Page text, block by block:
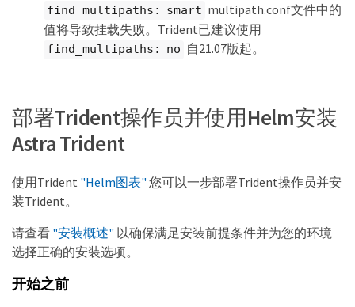
find_multipaths: smart multipath.conf文件中的
值将导致挂载失败。Trident已建议使用
find_multipaths: no 自21.07版起。
部署Trident操作员并使用Helm安装
Astra Trident
使用Trident "Helm图表" 您可以一步部署Trident操作员并安
装Trident。
请查看 "安装概述" 以确保满足安装前提条件并为您的环境
选择正确的安装选项。
开始之前